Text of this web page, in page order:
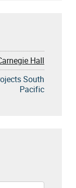
Hall
South
Pacific